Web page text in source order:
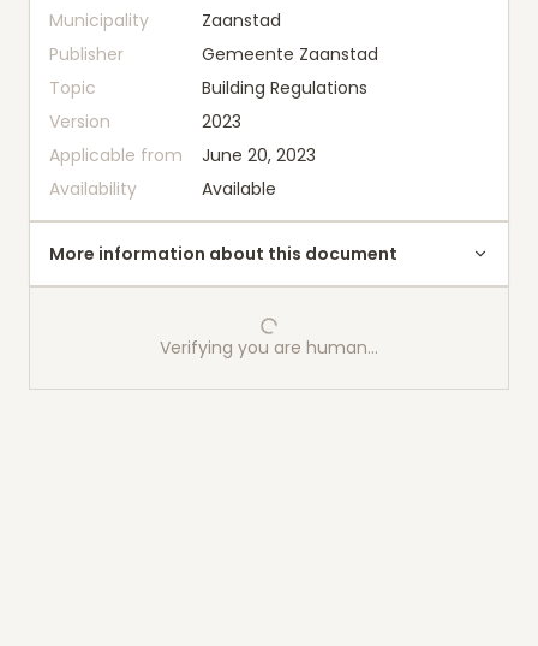
Municipality
Zaanstad
Publisher
Gemeente Zaanstad
Topic
Building Regulations
Version
2023
Applicable from
June 20, 2023
Availability
Available
More information about this document
Verifying you are human…